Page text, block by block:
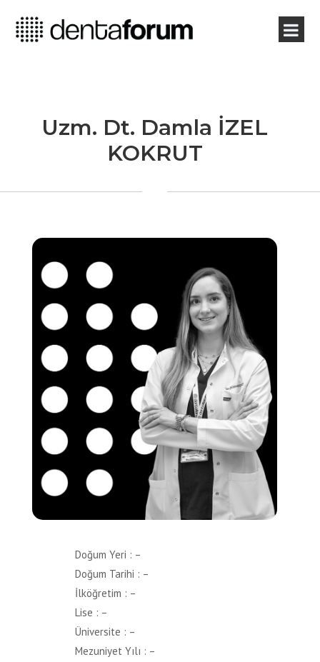
Uzm. Dt. Damla İZEL
KOKRUT
Doğum Yeri : –
Doğum Tarihi : –
İlköğretim : –
Lise : –
Üniversite : –
Mezuniyet Yılı : –